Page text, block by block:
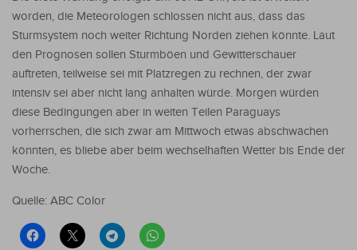
worden, die Meteorologen schlossen nicht aus, dass das
Sturmsystem noch weiter Richtung Norden ziehen könnte. Laut
den Prognosen sollen Sturmböen und Gewitterschauer
auftreten, teilweise sei mit Platzregen zu rechnen, der zwar
intensiv sei aber nicht lang anhalten würde. Morgen würden
diese Bedingungen aber in weiten Teilen Paraguays
vorherrschen, die sich zwar am Mittwoch etwas abschwächen
könnten, es bliebe aber beim wechselhaften Wetter bis Ende der
Woche.
Quelle: ABC Color